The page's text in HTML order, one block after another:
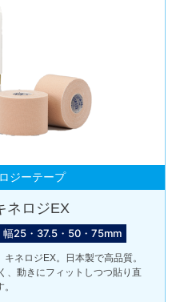
ジーテープ
ネロジEX
幅25・37.5・50・75mm
ネロジEX。日本製で高品質。
、動きにフィットしつつ貼り直